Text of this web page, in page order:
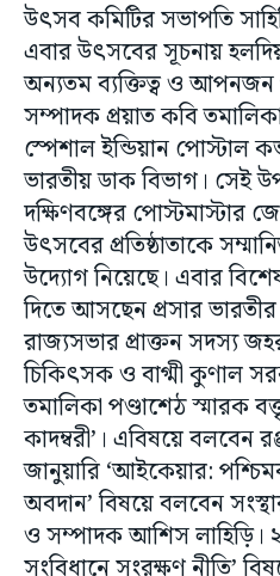
উৎসব কমিটির সভাপতি
এবার উৎসবের সূচনায়
অন্যতম ব্যক্তিত্ব ও আপনজন
সম্পাদক প্রয়াত কবি
স্পেশাল ইন্ডিয়ান পোস্টাল
ভারতীয় ডাক বিভাগ। সেই
দক্ষিণবঙ্গের পোস্টমাস্টার
উৎসবের প্রতিষ্ঠাতাকে
উদ্যোগ নিয়েছে। এবার
দিতে আসছেন প্রসার
রাজ্যসভার প্রাক্তন সদস্য
চিকিৎসক ও বাগ্মী কুণাল
তমালিকা পণ্ডাশেঠ স্মারক
কাদম্বরী’। এবিষয়ে বলবেন
জানুয়ারি ‘আইকেয়ার:
অবদান’ বিষয়ে বলবেন
ও সম্পাদক আশিস লাহিড়ি।